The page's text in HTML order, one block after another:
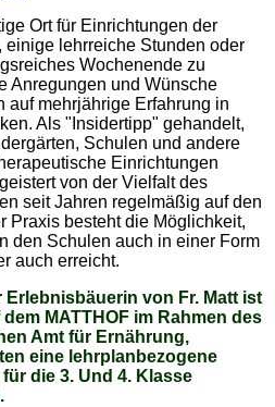
Ort für Einrichtungen der
lehrreiche Stunden oder
Wochenende zu
Anregungen und Wünsche
auf mehrjährige Erfahrung in
Als "Insidertipp" gehandelt,
Schulen und andere
Einrichtungen
von der Vielfalt des
seit Jahren regelmäßig auf den
Praxis besteht die Möglichkeit,
den Schulen auch in einer Form
auch erreicht.
Erlebnisbäuerin von Fr. Matt ist
MATTHOF im Rahmen des
Amt für Ernährung,
eine lehrplanbezogene
die 3. Und 4. Klasse